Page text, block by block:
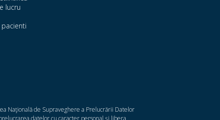
lucru
Naţională de Supraveghere a Prelucrării Datelor
datelor cu caracter personal şi libera